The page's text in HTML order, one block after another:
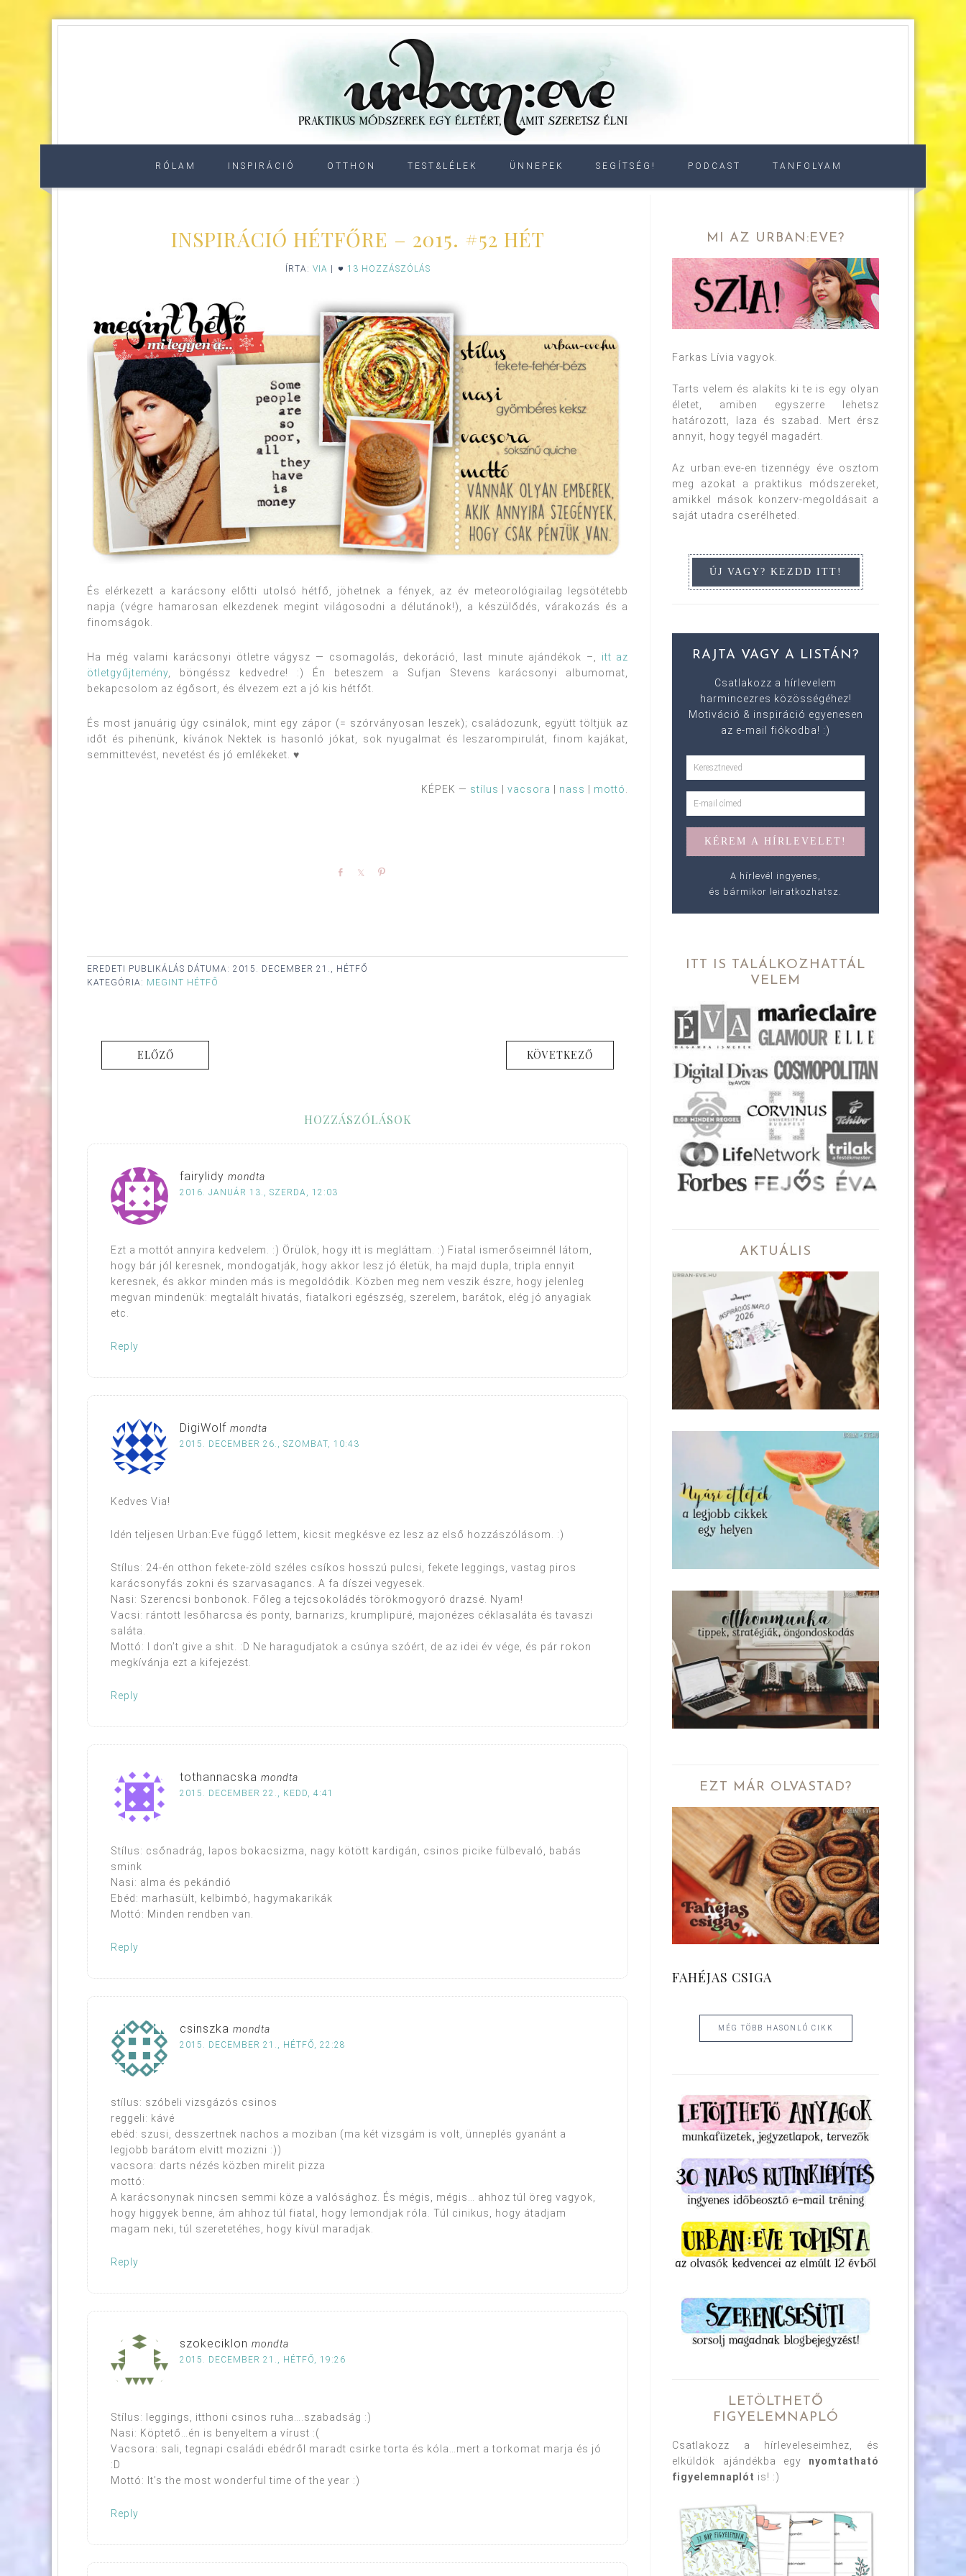
RÓLAM INSPIRÁCIÓ OTTHON TEST&LÉLEK ÜNNEPEK SEGÍTSÉG! PODCAST TANFOLYAM
INSPIRÁCIÓ HÉTFŐRE – 2015. #52 HÉT
ÍRTA: VIA 13 HOZZÁSZÓLÁS
És elérkezett a karácsony előtti utolsó hétfő, jöhetnek a fények, az év meteorológiailag legsötétebb
napja (végre hamarosan elkezdenek megint világosodni a délutánok!), a készülődés, várakozás és a
finomságok.
Ha még valami karácsonyi ötletre vágysz — csomagolás, dekoráció, last minute ajándékok –, itt az
ötletgyűjtemény , böngéssz kedvedre! :) Én beteszem a Sufjan Stevens karácsonyi albumomat,
bekapcsolom az égősort, és élvezem ezt a jó kis hétfőt.
És most januárig úgy csinálok, mint egy zápor (= szórványosan leszek); családozunk, együtt töltjük az
időt és pihenünk, kívánok Nektek is hasonló jókat, sok nyugalmat és leszarompirulát, finom kajákat,
semmittevést, nevetést és jó emlékeket. ♥
KÉPEK — stílus |vacsora nass mottó
Share Share
EREDETI PUBLIKÁLÁS DÁTUMA: 2015. DECEMBER 21., HÉTFŐ
KATEGÓRIA: MEGINT HÉTFŐ
ELŐZŐ KÖVETKEZŐ
HOZZÁSZÓLÁSOK
fairylidy mondta
2016. JANUÁR 13., SZERDA, 12:03
Ezt a mottót annyira kedvelem. :) Örülök, hogy itt is megláttam. :) Fiatal ismerőseimnél látom,
hogy bár jól keresnek, mondogatják, hogy akkor lesz jó életük, ha majd dupla, tripla ennyit
keresnek, és akkor minden más is megoldódik. Közben meg nem veszik észre, hogy jelenleg
megvan mindenük: megtalált hivatás, fiatalkori egészség, szerelem, barátok, elég jó anyagiak
etc.
Reply
DigiWolf mondta
2015. DECEMBER 26., SZOMBAT, 10:43
Kedves Via!
Idén teljesen Urban:Eve függő lettem, kicsit megkésve ez lesz az első hozzászólásom. :)
Stílus: 24-én otthon fekete-zöld széles csíkos hosszú pulcsi, fekete leggings, vastag piros
karácsonyfás zokni és szarvasagancs. A fa díszei vegyesek.
Nasi: Szerencsi bonbonok. Főleg a tejcsokoládés törökmogyoró drazsé. Nyam!
Vacsi: rántott lesőharcsa és ponty, barnarizs, krumplipüré, majonézes céklasaláta és tavaszi
saláta.
Mottó: I don’t give a shit. :D Ne haragudjatok a csúnya szóért, de az idei év vége, és pár rokon
megkívánja ezt a kifejezést.
Reply
tothannacska mondta
2015. DECEMBER 22., KEDD, 4:41
Stílus: csőnadrág, lapos bokacsizma, nagy kötött kardigán, csinos picike fülbevaló, babás
smink
Nasi: alma és pekándió
Ebéd: marhasült, kelbimbó, hagymakarikák
Mottó: Minden rendben van.
Reply
csinszka mondta
2015. DECEMBER 21., HÉTFŐ, 22:28
stílus: szóbeli vizsgázós csinos
reggeli: kávé
ebéd: szusi, desszertnek nachos a moziban (ma két vizsgám is volt, ünneplés gyanánt a
legjobb barátom elvitt mozizni :))
vacsora: darts nézés közben mirelit pizza
mottó:
A karácsonynak nincsen semmi köze a valósághoz. És mégis, mégis… ahhoz túl öreg vagyok,
hogy higgyek benne, ám ahhoz túl fiatal, hogy lemondjak róla. Túl cinikus, hogy átadjam
magam neki, túl szeretetéhes, hogy kívül maradjak.
Reply
szokeciklon mondta
2015. DECEMBER 21., HÉTFŐ, 19:26
Stílus: leggings, itthoni csinos ruha….szabadság :)
Nasi: Köptető…én is benyeltem a vírust :(
Vacsora: sali, tegnapi családi ebédről maradt csirke torta és kóla…mert a torkomat marja és jó
:D
Mottó: It’s the most wonderful time of the year :)
Reply
MI AZ URBAN:EVE?
Farkas Lívia vagyok.
Tarts velem és alakíts ki te is egy olyan
életet, amiben egyszerre lehetsz
határozott, laza és szabad. Mert érsz
annyit, hogy tegyél magadért.
Az urban:eve-en tizennégy éve osztom
meg azokat a praktikus módszereket,
amikkel mások konzerv-megoldásait a
saját utadra cserélheted.
RAJTA VAGY A LISTÁN?
Csatlakozz a hírlevelem
harmincezres közösségéhez!
Motiváció & inspiráció egyenesen
az e-mail fiókodba! :)
A hírlevél ingyenes,
és bármikor leiratkozhatsz.
ITT IS TALÁLKOZHATTÁL
VELEM
AKTUÁLIS
EZT MÁR OLVASTAD?
FAHÉJAS CSIGA
MÉG TÖBB HASONLÓ CIKK
LETÖLTHETŐ
FIGYELEMNAPLÓ
Csatlakozz a hírleveleseimhez, és
elküldök ajándékba egy nyomtatható
figyelemnaplót is! :)